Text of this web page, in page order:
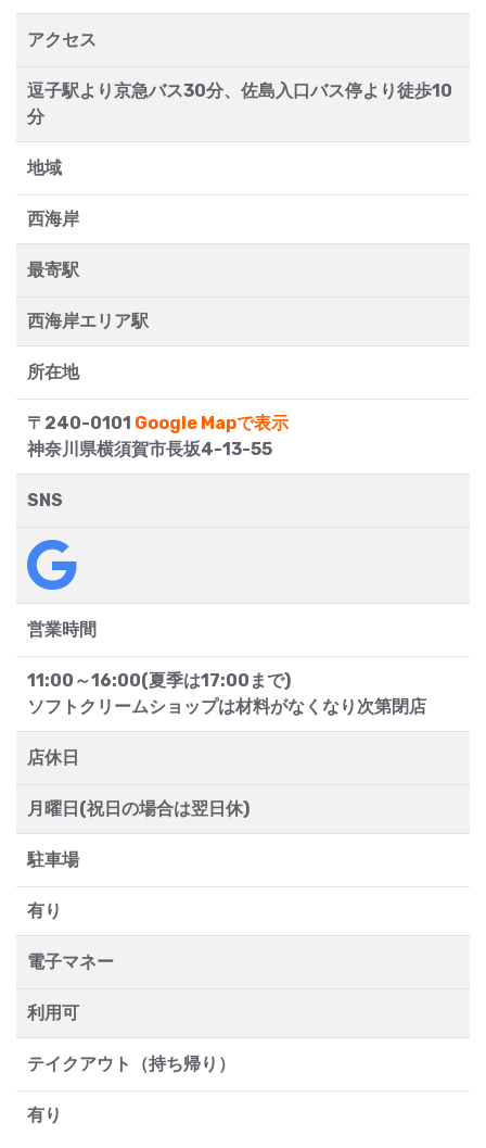
アクセス
逗子駅より京急バス30分、佐島入口バス停より徒歩10
分
地域
西海岸
最寄駅
西海岸エリア駅
所在地
〒240-0101 Google Mapで表示
神奈川県横須賀市長坂4-13-55
SNS
営業時間
11:00～16:00(夏季は17:00まで)
ソフトクリームショップは材料がなくなり次第閉店
店休日
月曜日(祝日の場合は翌日休)
駐車場
有り
電子マネー
利用可
テイクアウト（持ち帰り）
有り